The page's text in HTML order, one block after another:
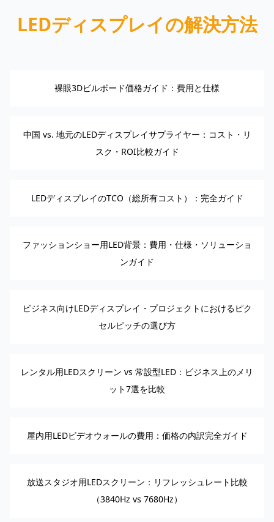
LEDディスプレイの解決方法
裸眼3Dビルボード価格ガイド：費用と仕様
中国 vs. 地元のLEDディスプレイサプライヤー：コスト・リ
スク・ROI比較ガイド
LEDディスプレイのTCO（総所有コスト）：完全ガイド
ファッションショー用LED背景：費用・仕様・ソリューショ
ンガイド
ビジネス向けLEDディスプレイ・プロジェクトにおけるピク
セルピッチの選び方
レンタル用LEDスクリーン vs 常設型LED：ビジネス上のメリ
ット7選を比較
屋内用LEDビデオウォールの費用：価格の内訳完全ガイド
放送スタジオ用LEDスクリーン：リフレッシュレート比較
（3840Hz vs 7680Hz）